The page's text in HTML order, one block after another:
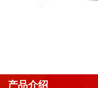
产品介绍